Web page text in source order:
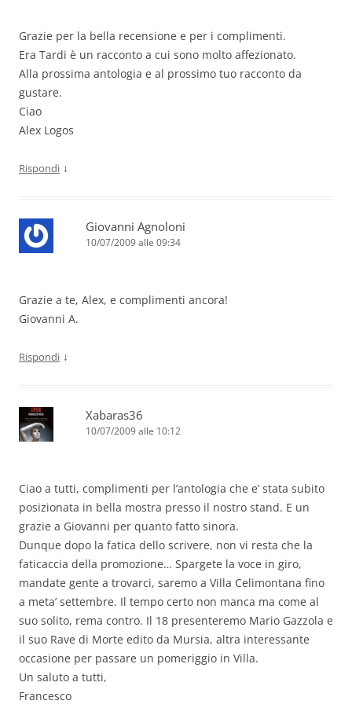
Grazie per la bella recensione e per i complimenti.
Era Tardi è un racconto a cui sono molto affezionato.
Alla prossima antologia e al prossimo tuo racconto da
gustare.
Ciao
Alex Logos
Rispondi ↓
Giovanni Agnoloni
10/07/2009 alle 09:34
Grazie a te, Alex, e complimenti ancora!
Giovanni A.
Rispondi ↓
Xabaras36
10/07/2009 alle 10:12
Ciao a tutti, complimenti per l’antologia che e’ stata subito
posizionata in bella mostra presso il nostro stand. E un
grazie a Giovanni per quanto fatto sinora.
Dunque dopo la fatica dello scrivere, non vi resta che la
faticaccia della promozione… Spargete la voce in giro,
mandate gente a trovarci, saremo a Villa Celimontana fino
a meta’ settembre. Il tempo certo non manca ma come al
suo solito, rema contro. Il 18 presenteremo Mario Gazzola e
il suo Rave di Morte edito da Mursia, altra interessante
occasione per passare un pomeriggio in Villa.
Un saluto a tutti,
Francesco